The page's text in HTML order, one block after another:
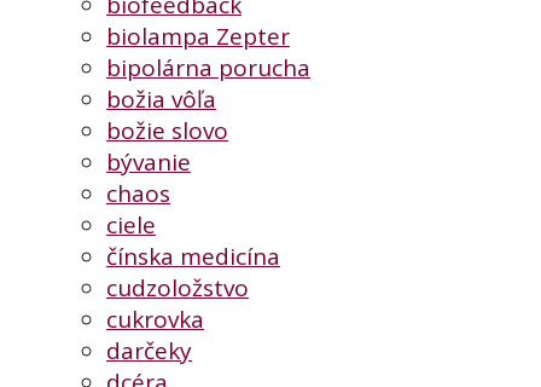
biolampa Zepter
bipolárna porucha
božia vôľa
božie slovo
bývanie
chaos
ciele
čínska medicína
cudzoložstvo
cukrovka
darčeky